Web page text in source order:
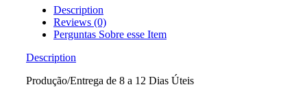
Description
Reviews (0)
Perguntas Sobre esse Item
Description
Produção/Entrega de 8 a 12 Dias Úteis